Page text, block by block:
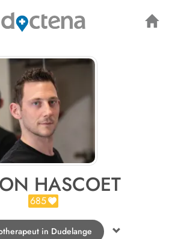
HASCOET
685
in Dudelange